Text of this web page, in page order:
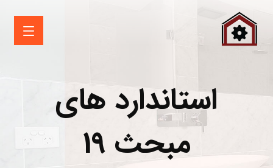
استاندارد های
مبحث 19